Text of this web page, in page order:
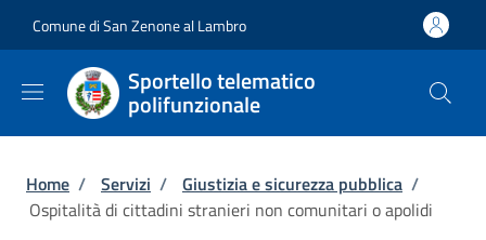
Comune di San Zenone al Lambro
Sportello telematico
polifunzionale
Briciole di pane
Home / Servizi / Giustizia e sicurezza pubblica /
Ospitalità di cittadini stranieri non comunitari o apolidi